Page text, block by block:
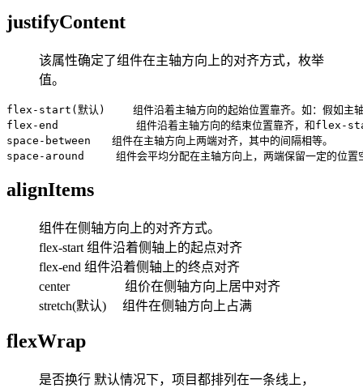
justifyContent
该属性确定了组件在主轴方向上的对齐方式，枚举
值。
flex-start(默认) 　　组件沿着主轴方向的起始位置靠齐。如：假如主
flex-end            组件沿着主轴方向的结束位置靠齐，和flex-
space-between　　组件在主轴方向上两端对齐，其中的间隔相等。
alignItems
组件在侧轴方向上的对齐方式。
flex-start 组件沿着侧轴上的起点对齐
flex-end 组件沿着侧轴上的终点对齐
center 组价在侧轴方向上居中对齐
stretch(默认) 组件在侧轴方向上占满
flexWrap
是否换行 默认情况下，项目都排列在一条线上，